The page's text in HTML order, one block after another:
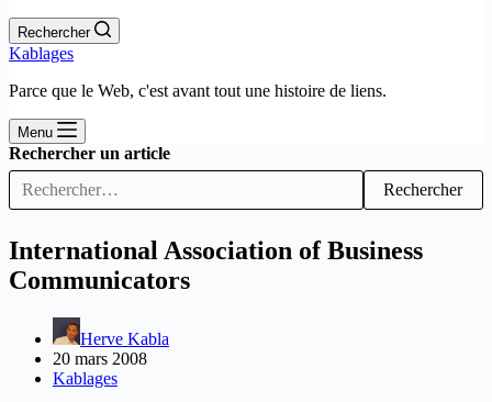
Rechercher
Kablages
Parce que le Web, c'est avant tout une histoire de liens.
Menu
Rechercher un article
Rechercher
International Association of Business
Communicators
Herve Kabla
20 mars 2008
Kablages